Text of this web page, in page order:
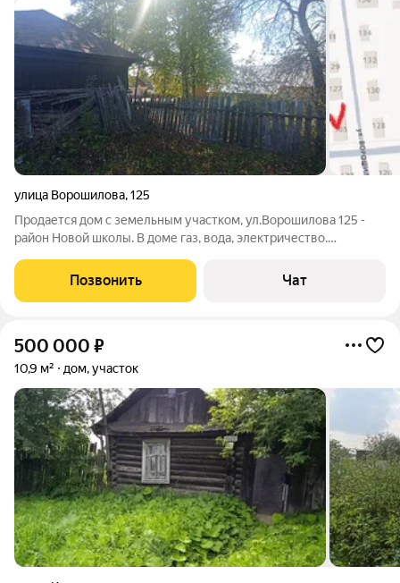
улица Ворошилова,125
Продается дом с земельным участком, ул.Ворошилова 125 -
район Новой школы. В доме газ, вода, электричество.
Позвонить Чат
500 000 ₽
10,9 м² дом, участок